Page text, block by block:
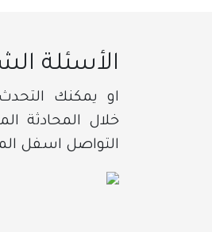
الأسئلة
او يمكنك
خلال المحادثة
التواصل اسفل